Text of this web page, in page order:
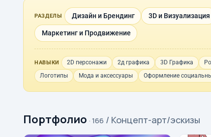
РАЗДЕЛЫ Дизайн и Брендинг 3D и Визуализация
Маркетинг и Продвижение
НАВЫКИ 2D персонажи 2д графика 3D Графика
Логотипы
Мода и аксессуары Оформление
Портфолио · 166 / Концепт-арт/эскизы